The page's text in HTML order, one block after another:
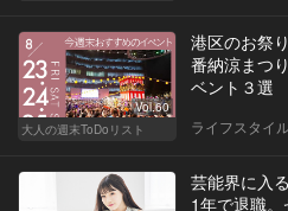
Vol.60
大人の週末ToDoリスト
港区のお祭
番納涼まつ
ベント３選
ライフスタイ
芸能界に入
1年で退職